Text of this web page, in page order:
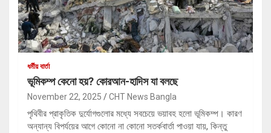
ধর্মীয় বার্তা
ভূমিকম্প কেনো হয়? কোরআন-হাদিস যা বলছে
November 22, 2025 CHT News Bangla
পৃথিবীর প্রাকৃতিক দুর্যোগগুলোর মধ্যে সবচেয়ে ভয়াবহ হলো ভূমিকম্প। কারণ
অন্যান্য বিপর্যয়ের আগে কোনো না কোনো সতর্কবার্তা পাওয়া যায়, কিন্তু